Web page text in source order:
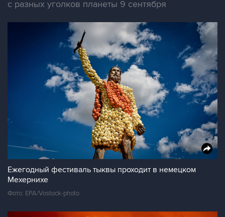
с разных уголков планеты 9 сентября
Ежегодный фестиваль тыквы проходит в немецком
Мехернихе
Фото: EPA/Vostock-photo